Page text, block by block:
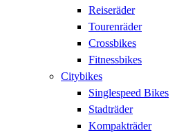
Reiseräder
Tourenräder
Crossbikes
Fitnessbikes
Citybikes
Singlespeed Bikes
Stadträder
Kompakträder